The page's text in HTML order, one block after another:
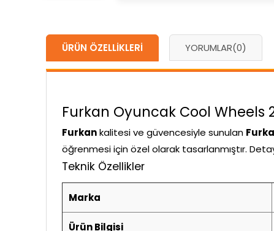
ÜRÜN ÖZELLIKLERI YORUMLAR(0)
Furkan Oyuncak Cool Wheels
Furkankalitesi ve güvencesiyle sunulan
öğrenmesi için özel olarak tasarlanmıştır.
Teknik Özellikler
Marka
Ürün Bilgisi